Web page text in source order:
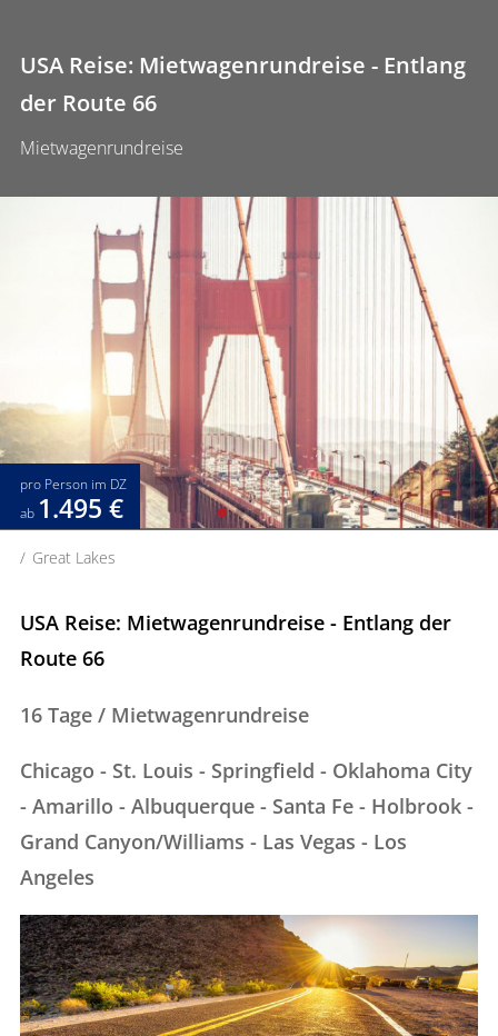
USA Reise: Mietwagenrundreise - Entlang
der Route 66
Mietwagenrundreise
pro Person im DZ
ab 1.495 €
Great Lakes
USA Reise: Mietwagenrundreise - Entlang der
Route 66
16 Tage / Mietwagenrundreise
Chicago - St. Louis - Springfield - Oklahoma City
- Amarillo - Albuquerque - Santa Fe - Holbrook -
Grand Canyon/Williams - Las Vegas - Los
Angeles